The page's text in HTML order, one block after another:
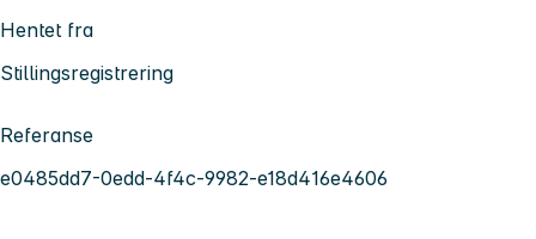
Hentet fra
Stillingsregistrering
Referanse
e0485dd7-0edd-4f4c-9982-e18d416e4606